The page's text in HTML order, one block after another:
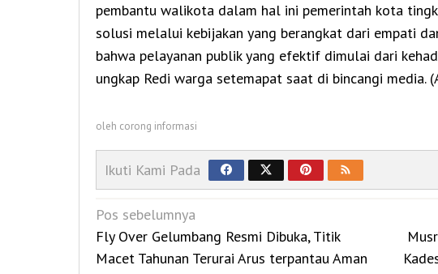
pembantu walikota dalam hal ini pemerintah kota
solusi melalui kebijakan yang berangkat dari empati
bahwa pelayanan publik yang efektif dimulai dari
ungkap Redi warga setemapat saat di bincangi media.
oleh corong informasi
Ikuti Kami Pada
Navigasi
pos
Pos sebelumnya
Fly Over Gelumbang Resmi Dibuka, Titik
Macet Tahunan Terurai Arus terpantau Aman